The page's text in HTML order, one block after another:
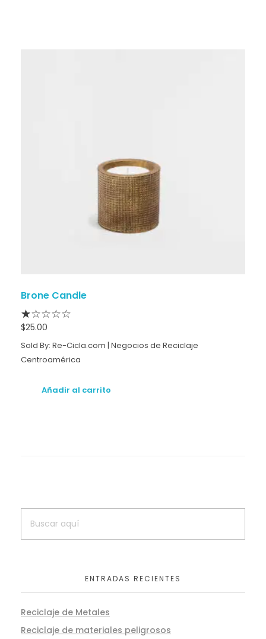
Brone Candle
$25.00
Sold By: Re-Cicla.com | Negocios de Reciclaje
Centroamérica
Añadir al carrito
ENTRADAS RECIENTES
Reciclaje de Metales
Reciclaje de materiales peligrosos